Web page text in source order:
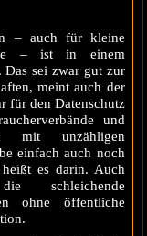
– auch für kleine
– ist in einem
Das sei zwar gut zur
meint auch der
für den Datenschutz
und
mit unzähligen
einfach auch noch
es darin. Auch
schleichende
ohne öffentliche